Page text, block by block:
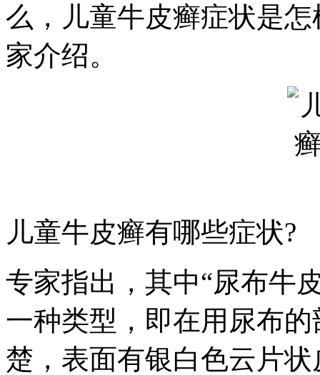
么，儿童牛皮癣症状是
家介绍。
儿童牛皮癣有哪些症状?
专家指出，其中“尿布牛
一种类型，即在用尿布
楚，表面有银白色云片